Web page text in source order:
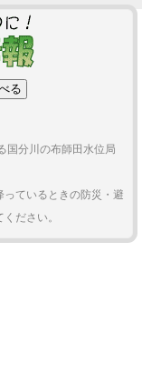
国分川の布師田水位局
ているときの防災・避
ださい。